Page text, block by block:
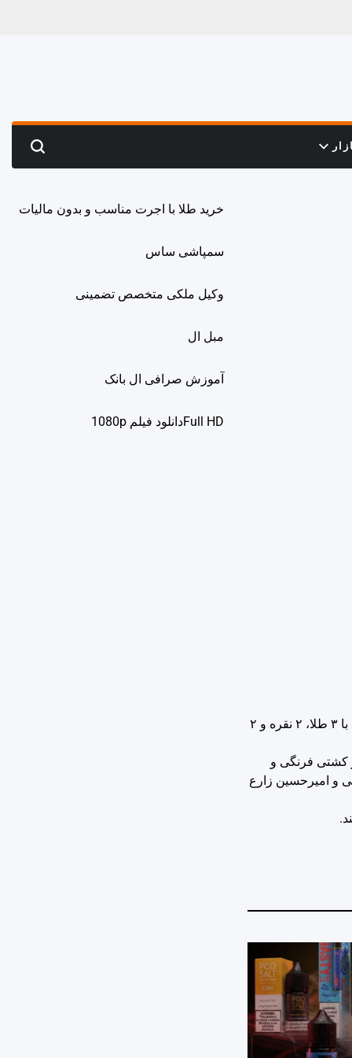
Search
سجاد گنج‌زاده در پانزدهمین روز بازی‌های المپیک توکیو در وزن مثبت ۷۵ کیلوگرم موفق به کسب مدال طلا شد و با این مدال ایران تاکنون با ۳ طلا، ۲ نقره و ۲
محمدرضا گرایی در کشتی فرنگی و
محمد هادی ساروی در کشتی فرنگی و امیرحسین زارع
خرید طلا با اجرت مناسب و بدون مالیات
سمپاشی ساس
وکیل ملکی متخصص تضمینی
مبل ال
آموزش صرافی ال بانک
Full HDدانلود فيلم 1080p